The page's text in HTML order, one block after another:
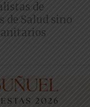
de
de Salud sino